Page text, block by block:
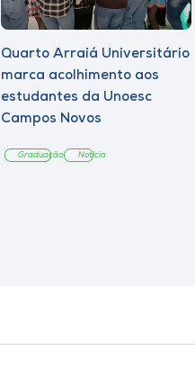
Quarto Arraiá Universitário
marca acolhimento aos
estudantes da Unoesc
Campos Novos
Graduação Notícia